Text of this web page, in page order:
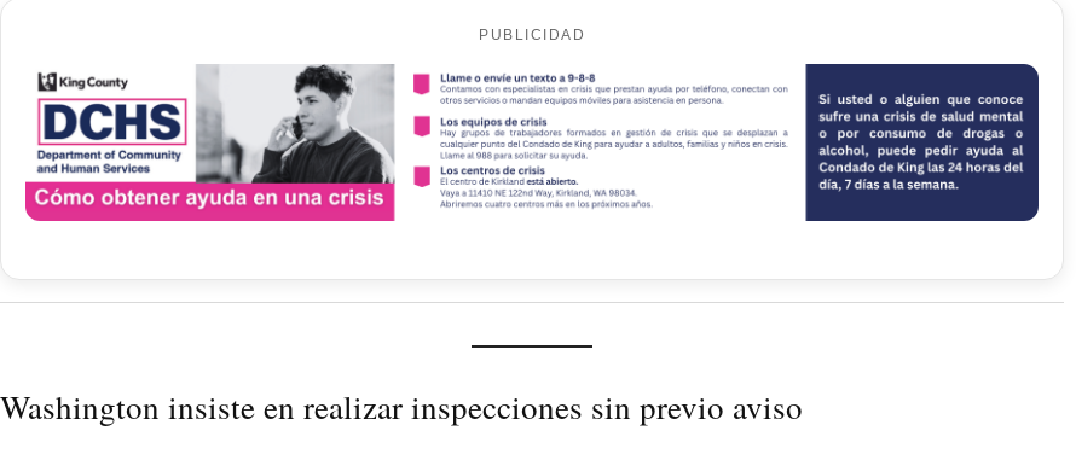
PUBLICIDAD
Washington insiste en realizar inspecciones sin previo aviso